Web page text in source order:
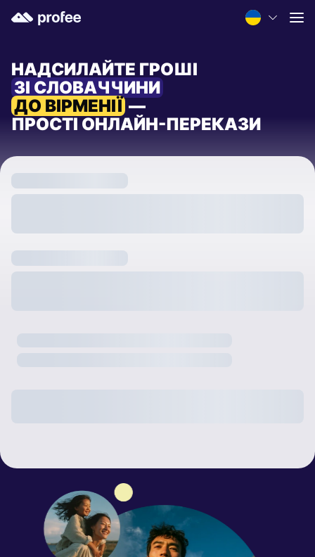
НАДСИЛАЙТЕ ГРОШІ
ЗІ СЛОВАЧЧИНИ
ДО ВІРМЕНІЇ —
ПРОСТІ ОНЛАЙН-ПЕРЕКАЗИ